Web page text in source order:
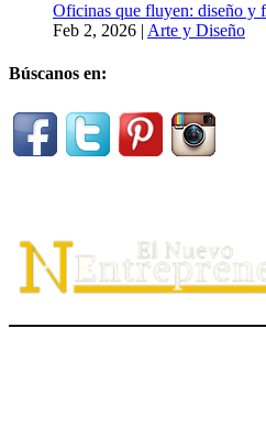
Oficinas que fluyen: diseño y
Feb 2, 2026 | Arte y Diseño
Búscanos en: